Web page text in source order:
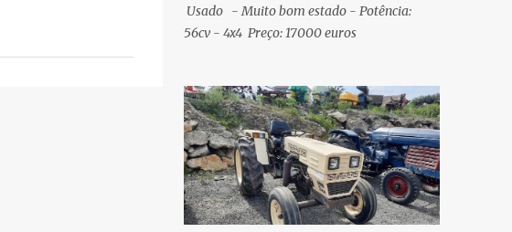
Usado - Muito bom estado - Potência:
56cv - 4x4 Preço: 17000 euros